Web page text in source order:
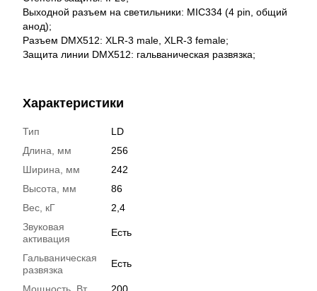
Выходной разъем на светильники: MIC334 (4 pin, общий
анод);
Разъем DMX512: XLR-3 male, XLR-3 female;
Защита линии DMX512: гальваническая развязка;
Характеристики
Тип
LD
Длина, мм
256
Ширина, мм
242
Высота, мм
86
Вес, кГ
2,4
Звуковая
активация
Есть
Гальваническая
развязка
Есть